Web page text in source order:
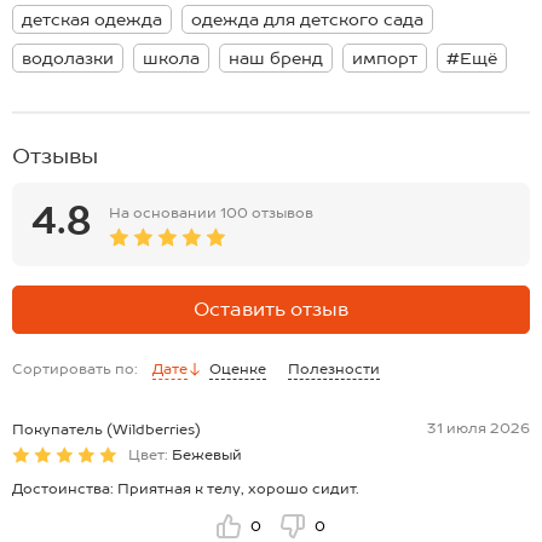
Модель Даша, ее рост 161, параметры: 81-63-86. На ней размер 164.
Размер 164: длина:61 см; ширина:40 см; длина рукава внешняя:61
см; длина рукава внутренняя:49 см.
Размер 170: длина:63 см; ширина:41 см; длина рукава внешняя:63
см; длина рукава внутренняя:51 см
детская одежда
одежда для детского сада
водолазки
школа наш бренд импорт #Ещё
Отзывы
4.8 На основании 100 отзывов
Оставить отзыв
Сортировать по: Дате Оценке Полезности
Покупатель (Wildberries)
31 июля 2026
Цвет: Бежевый
Достоинства: Приятная к телу, хорошо сидит.
0 0